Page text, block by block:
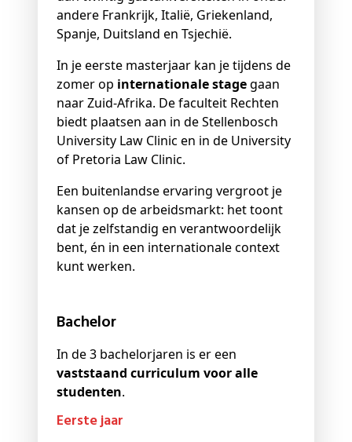
andere Frankrijk, Italië, Griekenland,
Spanje, Duitsland en Tsjechië.
In je eerste masterjaar kan je tijdens de
zomer op internationale stagegaan
naar Zuid-Afrika. De faculteit Rechten
biedt plaatsen aan in de Stellenbosch
University Law Clinic en in de University
of Pretoria Law Clinic.
Een buitenlandse ervaring vergroot je
kansen op de arbeidsmarkt: het toont
dat je zelfstandig en verantwoordelijk
bent, én in een internationale context
kunt werken.
Bachelor
In de 3 bachelorjaren is er een
vaststaand curriculum voor alle
studenten.
Eerste jaar